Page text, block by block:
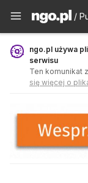
/
ngo.pl używa
serwisu
Ten komunikat
się więcej o